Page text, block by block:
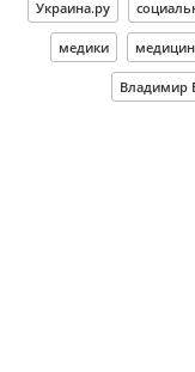
Украина.ру
медики
Владимир